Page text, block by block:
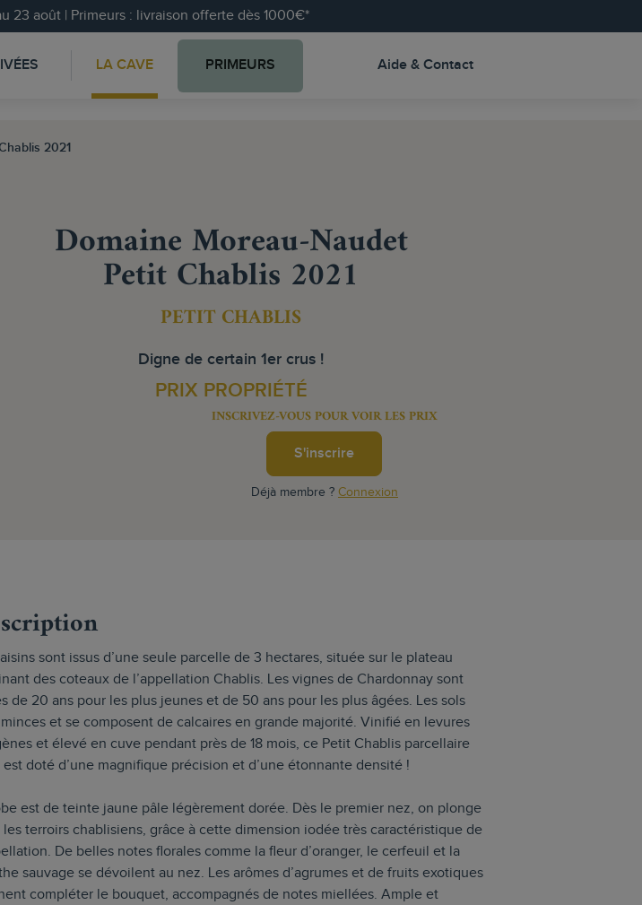
23 août | Primeurs : livraison offerte dès 1000€*
LA CAVE PRIMEURS Aide & Contact
2021
Domaine Moreau-Naudet
Petit Chablis 2021
PETIT CHABLIS
Digne de certain 1er crus !
PRIX PROPRIÉTÉ
INSCRIVEZ-VOUS POUR VOIR LES PRIX
S'inscrire
Déjà membre ? Connexion
sont issus d’une seule parcelle de 3 hectares, située sur le plateau
des coteaux de l’appellation Chablis. Les vignes de Chardonnay sont
de 20 ans pour les plus jeunes et de 50 ans pour les plus âgées. Les sols
et se composent de calcaires en grande majorité. Vinifié en levures
et élevé en cuve pendant près de 18 mois, ce Petit Chablis parcellaire
est doté d’une magnifique précision et d’une étonnante densité !
est de teinte jaune pâle légèrement dorée. Dès le premier nez, on plonge
les terroirs chablisiens, grâce à cette dimension iodée très caractéristique de
De belles notes florales comme la fleur d’oranger, le cerfeuil et la
sauvage se dévoilent au nez. Les arômes d’agrumes et de fruits exotiques
compléter le bouquet, accompagnés de notes miellées. Ample et